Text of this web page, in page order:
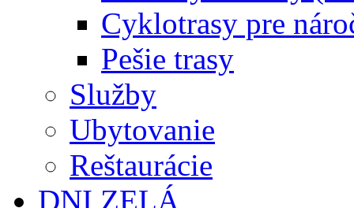
Cyklotrasy pre
Pešie trasy
Služby
Ubytovanie
Reštaurácie
DNI ZELÁ